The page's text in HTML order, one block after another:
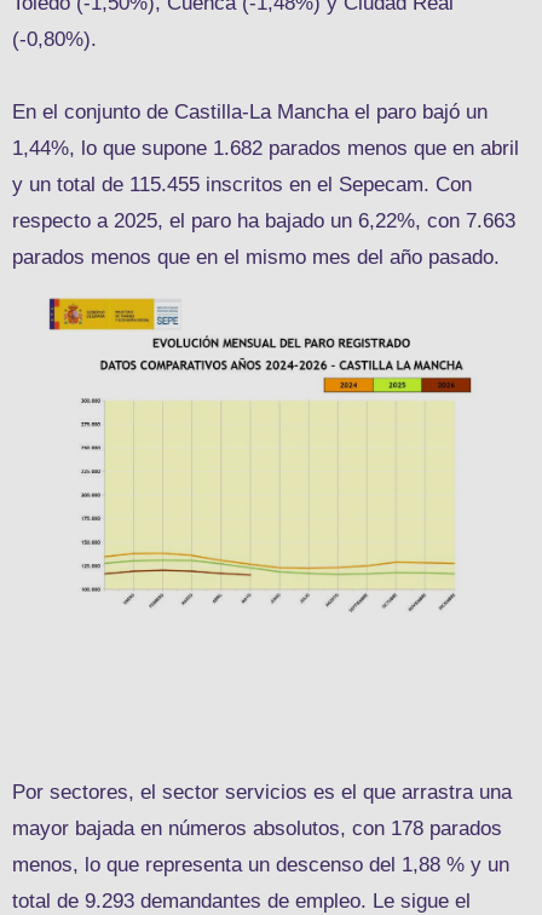
(-0,80%).
En el conjunto de Castilla-La Mancha el paro bajó un
1,44%, lo que supone 1.682 parados menos que en abril
y un total de 115.455 inscritos en el Sepecam. Con
respecto a 2025, el paro ha bajado un 6,22%, con 7.663
parados menos que en el mismo mes del año pasado.
Por sectores, el sector servicios es el que arrastra una
mayor bajada en números absolutos, con 178 parados
menos, lo que representa un descenso del 1,88 % y un
total de 9.293 demandantes de empleo. Le sigue el